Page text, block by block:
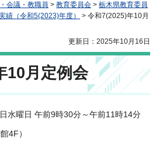
会議・教職員 > 教育委員会 > 栃木県教育委員
績（令和5(2023)年度）
> 令和7(2025)年10月
更新日：2025年10月16日
10月定例会
水曜日 午前9時30分～午前11時14分
4F）